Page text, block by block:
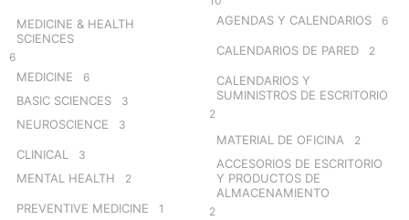
MEDICINE & HEALTH
SCIENCES
6
MEDICINE 6
BASIC SCIENCES 3
NEUROSCIENCE 3
CLINICAL 3
MENTAL HEALTH 2
PREVENTIVE MEDICINE 1
AGENDAS Y CALENDARIOS 6
CALENDARIOS DE PARED 2
CALENDARIOS Y
SUMINISTROS DE ESCRITORIO
2
MATERIAL DE OFICINA 2
ACCESORIOS DE ESCRITORIO
Y PRODUCTOS DE
ALMACENAMIENTO
2